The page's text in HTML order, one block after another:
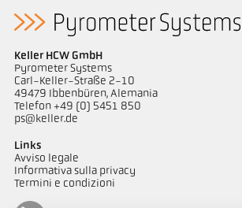
Keller HCW GmbH
Pyrometer Systems
Carl-Keller-Straße 2-10
49479 Ibbenbüren, Alemania
Telefon +49 (0) 5451 850
ps@keller.de
Links
Avviso legale
Informativa sulla privacy
Termini e condizioni